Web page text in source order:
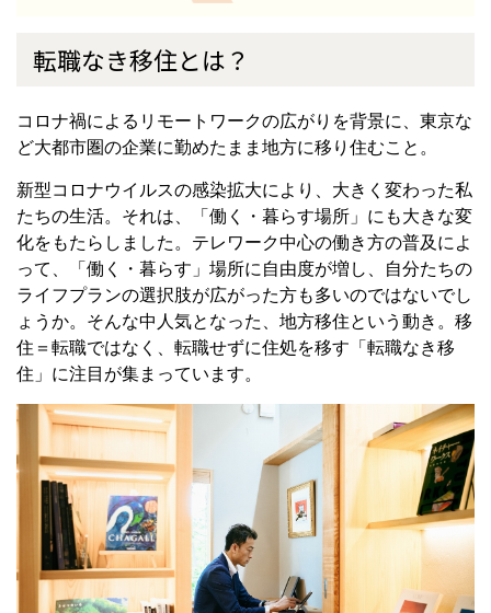
転職なき移住とは？
コロナ禍によるリモートワークの広がりを背景に、東京な
ど大都市圏の企業に勤めたまま地方に移り住むこと。
新型コロナウイルスの感染拡大により、大きく変わった私
たちの生活。それは、「働く・暮らす場所」にも大きな変
化をもたらしました。テレワーク中心の働き方の普及によ
って、「働く・暮らす」場所に自由度が増し、自分たちの
ライフプランの選択肢が広がった方も多いのではないでし
ょうか。そんな中人気となった、地方移住という動き。移
住＝転職ではなく、転職せずに住処を移す「転職なき移
住」に注目が集まっています。